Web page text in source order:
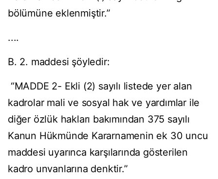
bölümüne eklenmiştir.”
....
B. 2. maddesi şöyledir:
“MADDE 2- Ekli (2) sayılı listede yer alan
kadrolar mali ve sosyal hak ve yardımlar ile
diğer özlük hakları bakımından 375 sayılı
Kanun Hükmünde Kararnamenin ek 30 uncu
maddesi uyarınca karşılarında gösterilen
kadro unvanlarına denktir.”